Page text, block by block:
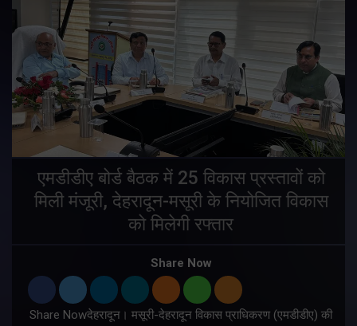
एमडीडीए बोर्ड बैठक में 25 विकास प्रस्तावों को
मिली मंजूरी, देहरादून-मसूरी के नियोजित विकास
को मिलेगी रफ्तार
Share Now
Share Nowदेहरादून। मसूरी-देहरादून विकास प्राधिकरण (एमडीडीए) की